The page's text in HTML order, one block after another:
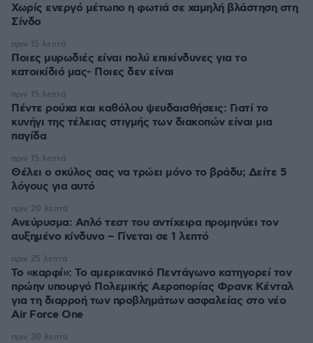
Χωρίς ενεργό μέτωπο η φωτιά σε χαμηλή βλάστηση στη
Σίνδο
Ποιες μυρωδιές είναι πολύ επικίνδυνες για το
κατοικίδιό μας- Ποιες δεν είναι
πριν 15 λεπτά
Πέντε ρούχα και καθόλου ψευδαισθήσεις: Γιατί το
κυνήγι της τέλειας στιγμής των διακοπών είναι μια
παγίδα
πριν 15 λεπτά
Θέλει ο σκύλος σας να τρώει μόνο το βράδυ; Δείτε 5
λόγους για αυτό
πριν 15 λεπτά
Ανεύρυσμα: Απλό τεστ του αντίχειρα προμηνύει τον
αυξημένο κίνδυνο – Γίνεται σε 1 λεπτό
πριν 20 λεπτά
Το «καρφί»: Το αμερικανικό Πεντάγωνο κατηγορεί τον
πρώην υπουργό Πολεμικής Αεροπορίας Φρανκ Κένταλ
για τη διαρροή των προβλημάτων ασφαλείας στο νέο
Air Force One
πριν 25 λεπτά
πριν 30 λεπτά